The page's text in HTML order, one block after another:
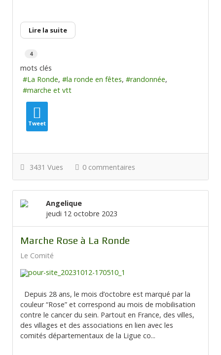
Lire la suite
4
mots clés
La Ronde
la ronde en fêtes
randonnée
marche et vtt
Tweet
3431 Vues 0 commentaires
Angelique
jeudi 12 octobre 2023
Marche Rose à La Ronde
Le Comité
Depuis 28 ans, le mois d’octobre est marqué par la
couleur “Rose” et correspond au mois de mobilisation
contre le cancer du sein. Partout en France, des villes,
des villages et des associations en lien avec les
comités départementaux de la Ligue co...